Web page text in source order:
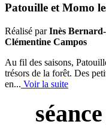
Patouille et Momo
Réalisé parInès
Clémentine Campos
Au fil des saisons,
trésors de la forêt. Des
en... Voir la suite